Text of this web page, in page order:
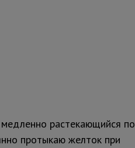
медленно растекающийся по
протыкаю желток при